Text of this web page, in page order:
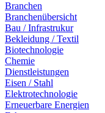
Branchen
Branchenübersicht
Bau / Infrastrukur
Bekleidung / Textil
Biotechnologie
Chemie
Dienstleistungen
Eisen / Stahl
Elektrotechnologie
Erneuerbare Energien